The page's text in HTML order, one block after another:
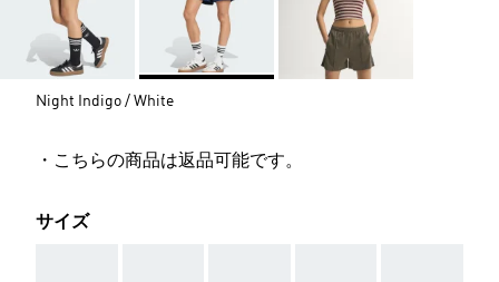
Night Indigo / White
・こちらの商品は返品可能です。
サイズ